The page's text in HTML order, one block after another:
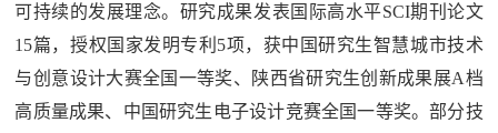
可持续的发展理念。研究成果发表国际高水平SCI期刊论文
15篇，授权国家发明专利 5项，获中国研究生智慧城市技术
与创意设计大赛全国一等奖、陕西省研究生创新成果展A档
高质量成果、中国研究生电子设计竞赛全国一等奖。部分技